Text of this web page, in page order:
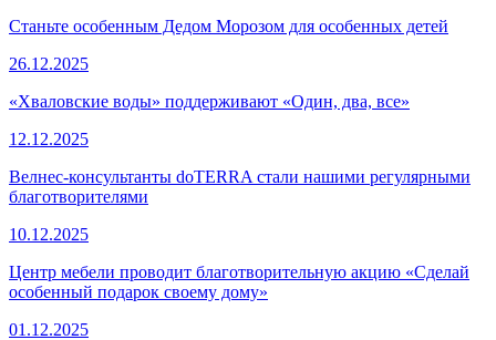
Станьте особенным Дедом Морозом для особенных детей
26.12.2025
«Хваловские воды» поддерживают «Один, два, все»
12.12.2025
Велнес-консультанты doTERRA стали нашими регулярными
благотворителями
10.12.2025
Центр мебели проводит благотворительную акцию «Сделай
особенный подарок своему дому»
01.12.2025